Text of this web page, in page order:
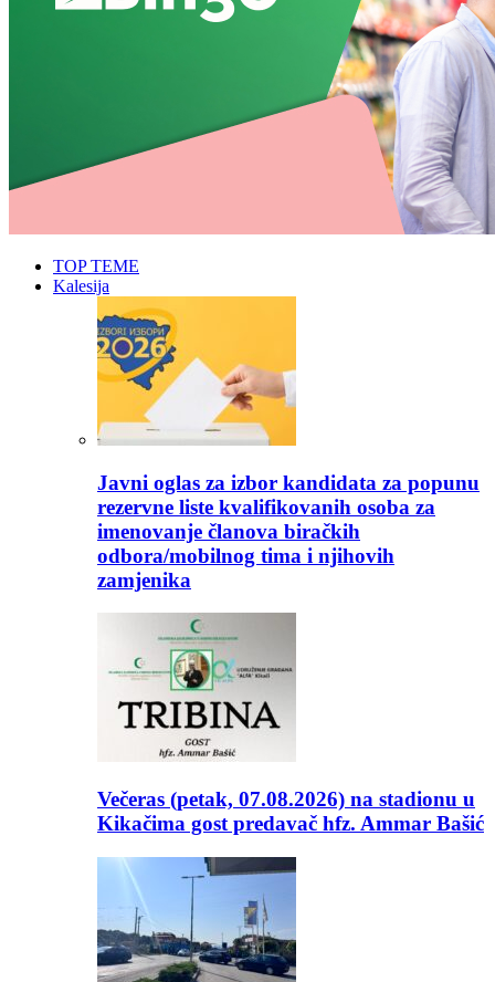
TOP TEME
Kalesija
Javni oglas za izbor kandidata za popunu
rezervne liste kvalifikovanih osoba za
imenovanje članova biračkih
odbora/mobilnog tima i njihovih
zamjenika
Večeras (petak, 07.08.2026) na stadionu u
Kikačima gost predavač hfz. Ammar Bašić